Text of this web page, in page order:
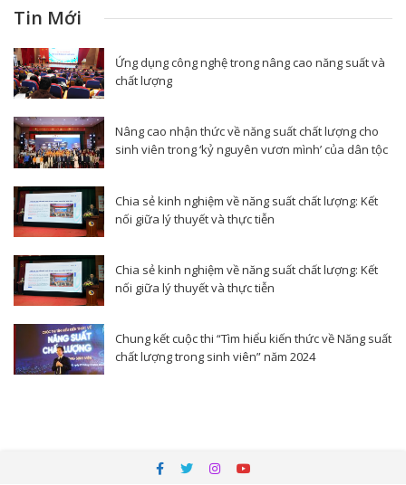
Tin Mới
Ứng dụng công nghệ trong nâng cao năng suất và
chất lượng
Nâng cao nhận thức về năng suất chất lượng cho
sinh viên trong ‘kỷ nguyên vươn mình’ của dân tộc
Chia sẻ kinh nghiệm về năng suất chất lượng: Kết
nối giữa lý thuyết và thực tiễn
Chia sẻ kinh nghiệm về năng suất chất lượng: Kết
nối giữa lý thuyết và thực tiễn
Chung kết cuộc thi “Tìm hiểu kiến thức về Năng suất
chất lượng trong sinh viên” năm 2024